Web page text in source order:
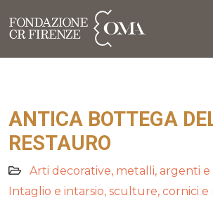
ANTICA BOTTEGA
RESTAURO
Arti decorative, metalli, argenti
Intaglio e intarsio, sculture, cornici